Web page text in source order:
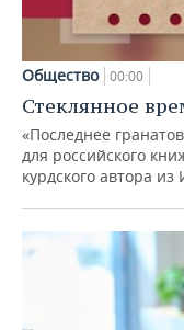
Общество 00:00
Стеклянное
«Последнее
для российского
курдского автора из